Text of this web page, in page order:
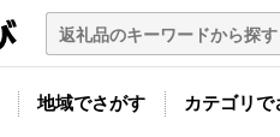
地域でさがす カテゴリで